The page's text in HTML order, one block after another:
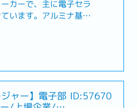
です！【業務内容】・
戦力の策定・既存顧客
規顧客との契約締結の
との社内での連携・市
ャッチアップ・経営層
の電子部品を取扱う営
から営業戦略の立案、
、費用は会社負担
、費用は自己負担
担
カーで、主に電子セラ
います。アルミナ基板
モジュール、クォー
車や5G、IoTといった
品質と環境への配慮に
取得や地域社会への貢
【職務概要】この度、
ョンでは、製品が常に
カレンダーに準ずる
15,000 ※経験値やス
ャー】電子部 ID:57670